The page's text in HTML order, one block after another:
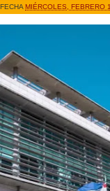
MIÉRCOLES, FEBRERO